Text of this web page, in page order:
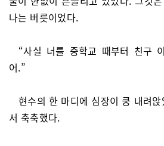
나는 버릇이었다.
“사실 너를 중학교 때부터 친구
어.”
현수의 한 마디에 심장이 쿵 내려
서 축축했다.